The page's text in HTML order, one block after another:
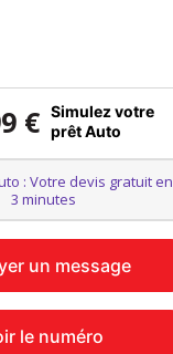
€ Simulez votre
prêt Auto
: Votre devis gratuit en
3 minutes
un message
le numéro